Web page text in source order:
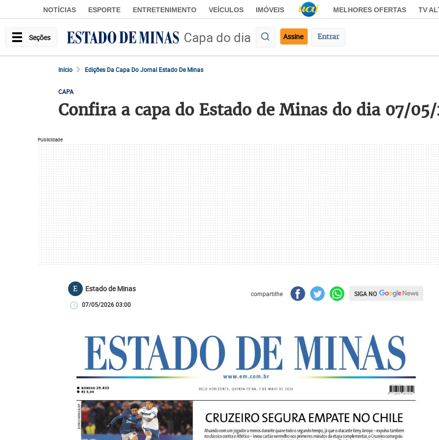
NOTÍCIAS ESPORTE ENTRETENIMENTO VEÍCULOS IMÓVEIS MELHORES OFERTAS TV
Seções Capa do dia Assine Entrar
Início Edições Da Capa Do Jornal Estado De Minas
CAPA
Confira a capa do Estado de Minas do dia 07/
Publicidade
E Estado de Minas
07/05/2026 03:00
compartilhe SIGA NO